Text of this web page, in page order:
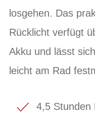
losgehen. Das
Rücklicht verfügt
Akku und lässt
leicht am Rad
4,5 Stunden